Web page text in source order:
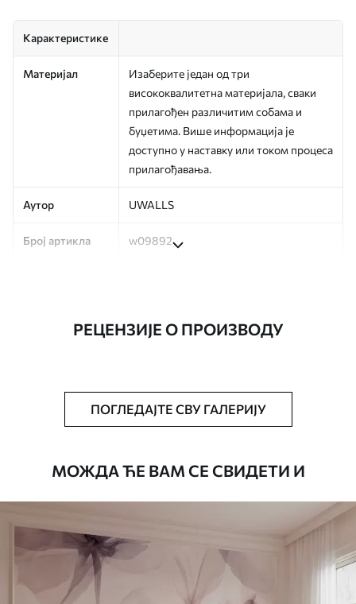
Карактеристике
Материјал
Изаберите један од три
висококвалитетна материјала, сваки
прилагођен различитим собама и
буџетима. Више информација је
доступно у наставку или током процеса
прилагођавања.
Аутор UWALLS
Број артикла w09892
Тапета се може нежно очистити меким
сунђером. Позадине са завршном
водом.
Доступни материјали
Standard
РЕЦЕНЗИЈЕ О ПРОИЗВОДУ
ПОГЛЕДАЈТЕ СВУ ГАЛЕРИЈУ
МОЖДА ЋЕ ВАМ СЕ СВИДЕТИ И